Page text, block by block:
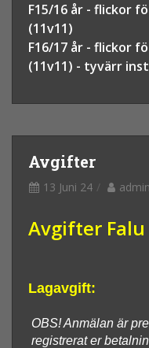
F15/16 år - flickor
(11v11)
F16/17 år - flickor
(11v11) - tyvärr
Avgifter
13 Juni 24 admin
Avgifter Falu
Lagavgift:
OBS! Anmälan är
registrerat er